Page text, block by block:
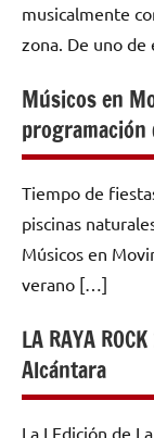
musicalmente
zona. De uno
Músicos en
programación
Tiempo de
piscinas
Músicos en
verano […]
LA RAYA
Alcántara
La I Edición de